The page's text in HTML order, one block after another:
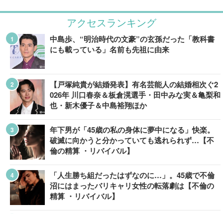
アクセスランキング
中島歩、“明治時代の文豪”の玄孫だった「教科書
にも載っている」名前も先祖に由来
【戸塚純貴が結婚発表】有名芸能人の結婚相次ぐ2
026年 川口春奈＆板倉滉選手・田中みな実＆亀梨和
也・新木優子＆中島裕翔ほか
年下男が「45歳の私の身体に夢中になる」快楽。
破滅に向かうと分かっていても逃れられず…【不
倫の精算 ・リバイバル】
「人生勝ち組だったはずなのに…」。45歳で不倫
沼にはまったバリキャリ女性の転落劇は【不倫の
精算 ・リバイバル】